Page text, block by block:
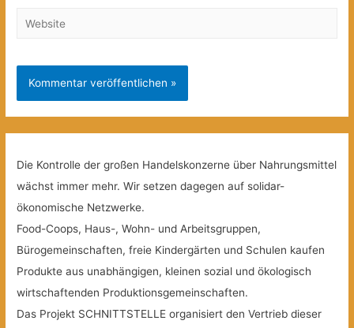
Website
Die Kontrolle der großen Handelskonzerne über Nahrungsmittel
wächst immer mehr. Wir setzen dagegen auf solidar-
ökonomische Netzwerke.
Food-Coops, Haus-, Wohn- und Arbeitsgruppen,
Bürogemeinschaften, freie Kindergärten und Schulen kaufen
Produkte aus unabhängigen, kleinen sozial und ökologisch
wirtschaftenden Produktionsgemeinschaften.
Das Projekt SCHNITTSTELLE organisiert den Vertrieb dieser